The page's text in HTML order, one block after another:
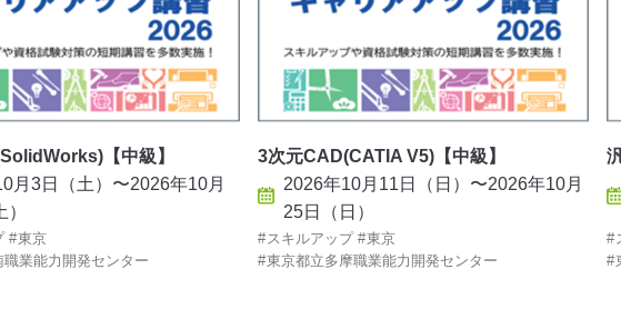
【中級】
月3日（土）〜2026年10月
東京
業能力開発センター
3次元CAD(CATIA V5)【中級】
2026年10月11日（日）〜2026年10月
25日（日）
スキルアップ
東京
東京都立多摩職業能力開発センター